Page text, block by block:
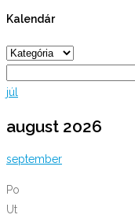
Kalendár
júl
august 2026
september
Po
Ut